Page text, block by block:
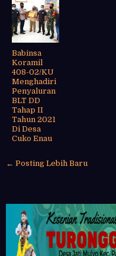
Babinsa
Koramil
408-02/KU
Menghadiri
Penyaluran
BLT DD
Tahap II
Tahun 2021
Di Desa
Cuko Enau
← Posting Lebih Baru